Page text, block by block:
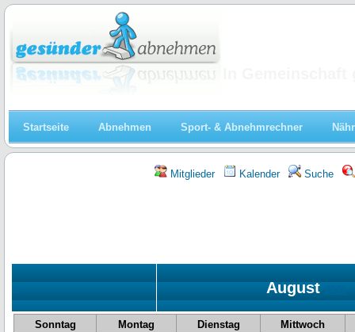
Startseite Abnehmen Sport- & Abnehmrechner
Mitglieder Kalender Suche
August
Sonntag Montag Dienstag Mittwoch